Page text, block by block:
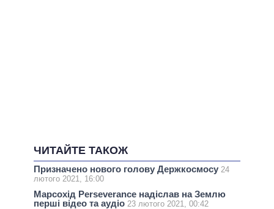
ЧИТАЙТЕ ТАКОЖ
Призначено нового голову Держкосмосу 24
лютого 2021, 16:00
Марсохід Perseverance надіслав на Землю
перші відео та аудіо 23 лютого 2021, 00:42